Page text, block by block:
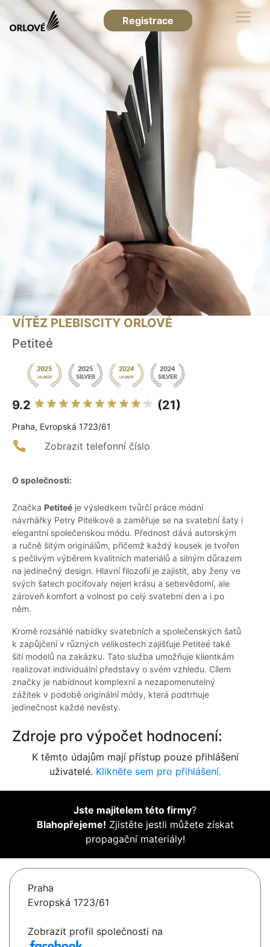
Registrace
VÍTĚZ PLEBISCITY ORLOVÉ
Petiteé
9.2 (21)
Praha, Evropská 1723/61
Zobrazit telefonní číslo
O společnosti:
Značka Petiteé je výsledkem tvůrčí práce módní
návrhářky Petry Pitelkové a zaměřuje se na svatební šaty i
elegantní společenskou módu. Přednost dává autorským
a ručně šitým originálům, přičemž každý kousek je tvořen
s pečlivým výběrem kvalitních materiálů a silným důrazem
na jedinečný design. Hlavní filozofií je zajistit, aby ženy ve
svých šatech pociťovaly nejen krásu a sebevědomí, ale
zároveň komfort a volnost po celý svatební den a i po
něm.
Kromě rozsáhlé nabídky svatebních a společenských šatů
k zapůjčení v různých velikostech zajišťuje Petiteé také
šití modelů na zakázku. Tato služba umožňuje klientkám
realizovat individuální představy o svém vzhledu. Cílem
značky je nabídnout komplexní a nezapomenutelný
zážitek v podobě originální módy, která podtrhuje
jedinečnost každé nevěsty.
Zdroje pro výpočet hodnocení:
K těmto údajům mají přístup pouze přihlášení
uživatelé. Klikněte sem pro přihlášení.
Jste majitelem této firmy?
Blahopřejeme! Zjistěte jestli můžete získat
propagační materiály!
Praha
Evropská 1723/61
Zobrazit profil společnosti na